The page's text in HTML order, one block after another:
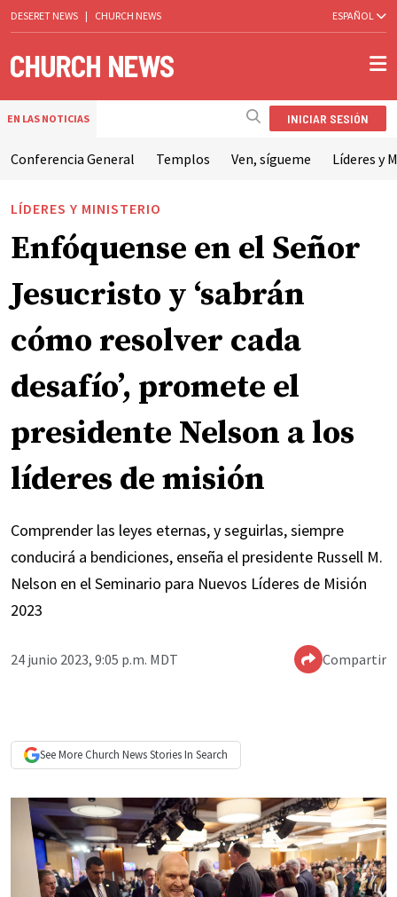
DESERET NEWS | CHURCH NEWS ESPAÑOL
EN LAS NOTICIAS INICIAR SESIÓN
Conferencia General Templos Ven, sígueme Líderes y
LÍDERES Y MINISTERIO
Enfóquense en el Señor
Jesucristo y ‘sabrán
cómo resolver cada
desafío’, promete el
presidente Nelson a los
líderes de misión
Comprender las leyes eternas, y seguirlas, siempre
conducirá a bendiciones, enseña el presidente Russell M.
Nelson en el Seminario para Nuevos Líderes de Misión
2023
24 junio 2023, 9:05 p.m. MDT Compartir
See More Church NewsStories In Search